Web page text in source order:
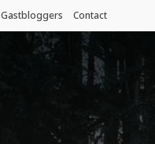
Gastbloggers Contact